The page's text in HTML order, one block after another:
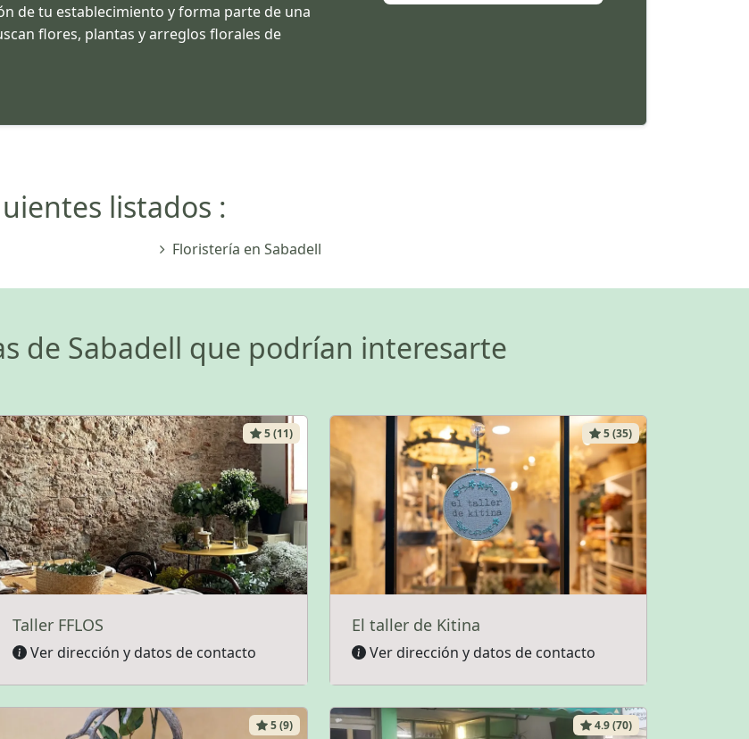
de tu establecimiento y forma parte de una
flores, plantas y arreglos florales de
listados :
Floristería en Sabadell
de Sabadell que podrían interesarte
5 (11)
Taller FFLOS
Ver dirección y datos de contacto
5 (35)
El taller de Kitina
Ver dirección y datos de contacto
5 (9) 4.9 (70)